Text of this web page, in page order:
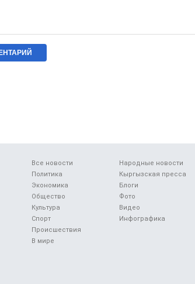
Все новости
Политика
Экономика
Общество
Культура
Спорт
Происшествия
В мире
Народные новости
Кыргызская пресса
Блоги
Фото
Видео
Инфографика